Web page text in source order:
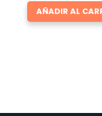
AÑADIR AL